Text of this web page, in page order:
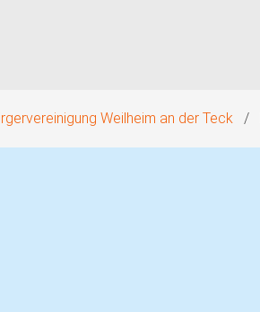
Weilheim an der Teck